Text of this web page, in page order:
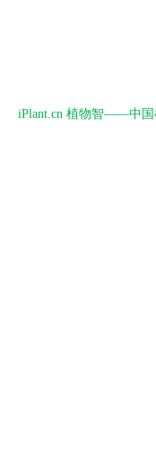
iPlant.cn 植物智——中国